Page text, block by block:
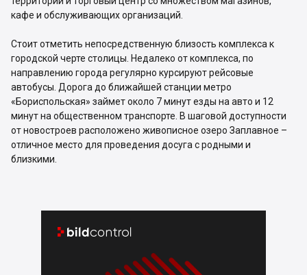
кафе и обслуживающих организаций.
Стоит отметить непосредственную близость комплекса к
городской черте столицы. Недалеко от комплекса, по
направлению города регулярно курсируют рейсовые
автобусы. Дорога до ближайшей станции метро
«Бориспольская» займет около 7 минут езды на авто и 12
минут на общественном транспорте. В шаговой доступности
от новостроев расположено живописное озеро Заплавное –
отличное место для проведения досуга с родными и
близкими.
 